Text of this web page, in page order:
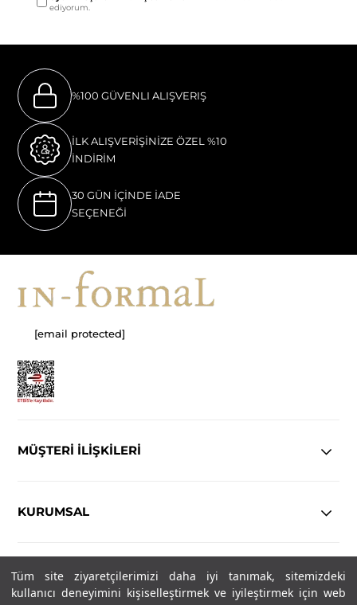
Tüm site ziyaretçilerimizi daha iyi tanımak, sitemizdeki
kullanıcı deneyimini kişiselleştirmek ve iyileştirmek için web
ediyorum.
%100 GÜVENLI ALIŞVERIŞ
İLK ALIŞVERİŞİNİZE ÖZEL %10
İNDİRİM
30 GÜN İÇİNDE İADE
SEÇENEĞİ
[email protected]
MÜŞTERİ İLİŞKİLERİ
KURUMSAL
YASAL